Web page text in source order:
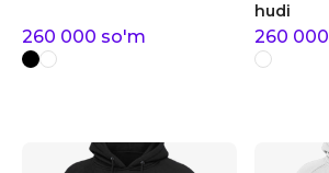
260 000 so'm
hudi
260 000